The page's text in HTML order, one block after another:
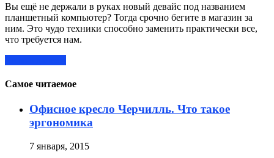
Вы ещё не держали в руках новый девайс под названием
планшетный компьютер? Тогда срочно бегите в магазин за
ним. Это чудо техники способно заменить практически все,
что требуется нам.
Самое читаемое
Офисное кресло Черчилль. Что такое
эргономика
7 января, 2015